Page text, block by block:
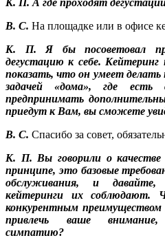
К. П. А где проходят
В. С. На площадке или в офисе
К. П. Я бы посоветовал
дегустацию к себе.
показать, что он умеет делать
задачей «дома», где
предпринимать
приедут к Вам, вы сможете
В. С. Спасибо за совет,
К. П. Вы говорили о качестве
принципе, это базовые
обслуживания, и
кейтеринги их соблюдают.
конкурентным
привлечь ваше внимание,
симпатию?